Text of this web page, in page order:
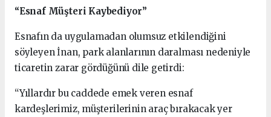
“Esnaf Müşteri Kaybediyor”
Esnafın da uygulamadan olumsuz etkilendiğini
söyleyen İnan, park alanlarının daralması nedeniyle
ticaretin zarar gördüğünü dile getirdi:
“Yıllardır bu caddede emek veren esnaf
kardeşlerimiz, müşterilerinin araç bırakacak yer